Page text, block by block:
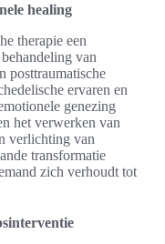
healing
therapie een
van
posttraumatische
ervaren en
genezing
het verwerken van
verlichting van
transformatie
zich verhoudt tot